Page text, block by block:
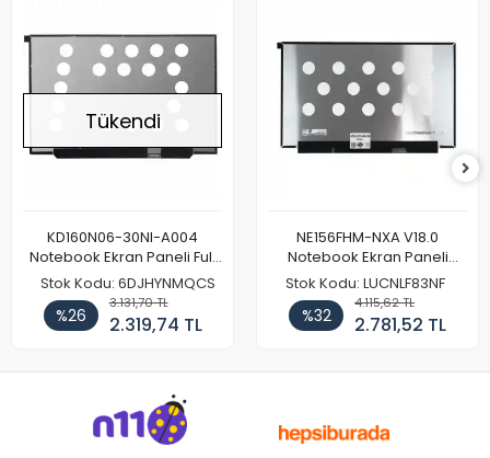
Tükendi
KD160N06-30NI-A004
Notebook Ekran Paneli Full
HD
Stok Kodu: 6DJHYNMQCS
%26
3.131,70 TL
2.319,74 TL
NE156FHM-NXA V18.0
Notebook Ekran Paneli
144Hz
Stok Kodu: LUCNLF83NF
%32
4.115,62 TL
2.781,52 TL